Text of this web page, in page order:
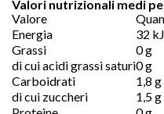
Valori nutrizionali medi
Valore
Energia
32
Grassi
0 g
di cui acidi grassi saturi0 g
Carboidrati
1,8 g
di cui zuccheri
1,5 g